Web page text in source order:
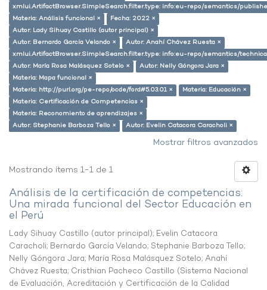
xmlui.ArtifactBrowser.SimpleSearch.filter.type: info:eu-repo/semantics/
Materia: Análisis funcional ×
Fecha: 2022 ×
Autor: Lady Sihuay Castillo (autor principal) ×
Autor: Bernardo García Velando ×
Autor: Anahí Chávez Ruesta ×
xmlui.ArtifactBrowser.SimpleSearch.filter.type: info:eu-repo/semantics/
Autor: María Rosa Malásquez Sotelo ×
Autor: Nelly Góngora Jara ×
Materia: Mapa funcional ×
Materia: http://purl.org/pe-repo/ocde/ford#5.03.01 ×
Materia: Educación ×
Materia: Certificación de Competencias ×
Materia: Reconomiento de aprendizajes ×
Autor: Stephanie Barboza Tello ×
Autor: Evelin Catacora Caracholi ×
Mostrar filtros avanzados
Mostrando ítems 1-1 de 1
Análisis de la certificación de competencias:
Una mirada funcional del Sector Educación en
el Perú
Lady Sihuay Castillo (autor principal); Evelin Catacora
Caracholi; Bernardo García Velando; Stephanie Barboza Tello;
Nelly Góngora Jara; María Rosa Malásquez Sotelo; Anahí
Chávez Ruesta; Cristhian Pacheco Castillo (Sistema Nacional
de Evaluación, Acreditación y Certificación de la Calidad